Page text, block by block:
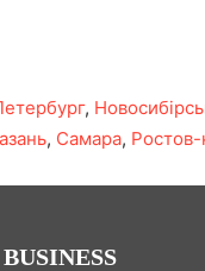
,
, Самара,